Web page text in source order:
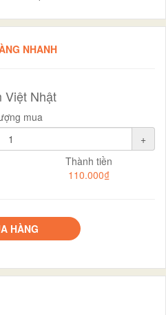
NHANH
Việt Nhật
mua
+
Thành tiền
110.000₫
HÀNG